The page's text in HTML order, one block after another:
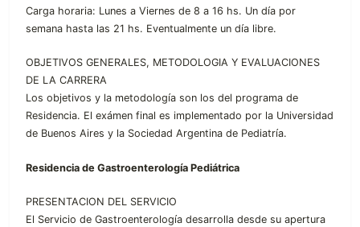
Carga horaria: Lunes a Viernes de 8 a 16 hs. Un día por
semana hasta las 21 hs. Eventualmente un día libre.
OBJETIVOS GENERALES, METODOLOGIA Y EVALUACIONES
DE LA CARRERA
Los objetivos y la metodología son los del programa de
Residencia. El exámen final es implementado por la Universidad
de Buenos Aires y la Sociedad Argentina de Pediatría.
Residencia de Gastroenterología Pediátrica
PRESENTACION DEL SERVICIO
El Servicio de Gastroenterología desarrolla desde su apertura